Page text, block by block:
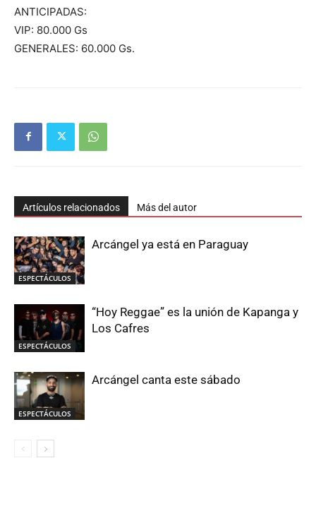
ANTICIPADAS:
VIP: 80.000 Gs
GENERALES: 60.000 Gs.
Artículos relacionados Más del autor
ESPECTÁCULOS
Arcángel ya está en Paraguay
ESPECTÁCULOS
“Hoy Reggae” es la unión de Kapanga y
Los Cafres
ESPECTÁCULOS
Arcángel canta este sábado